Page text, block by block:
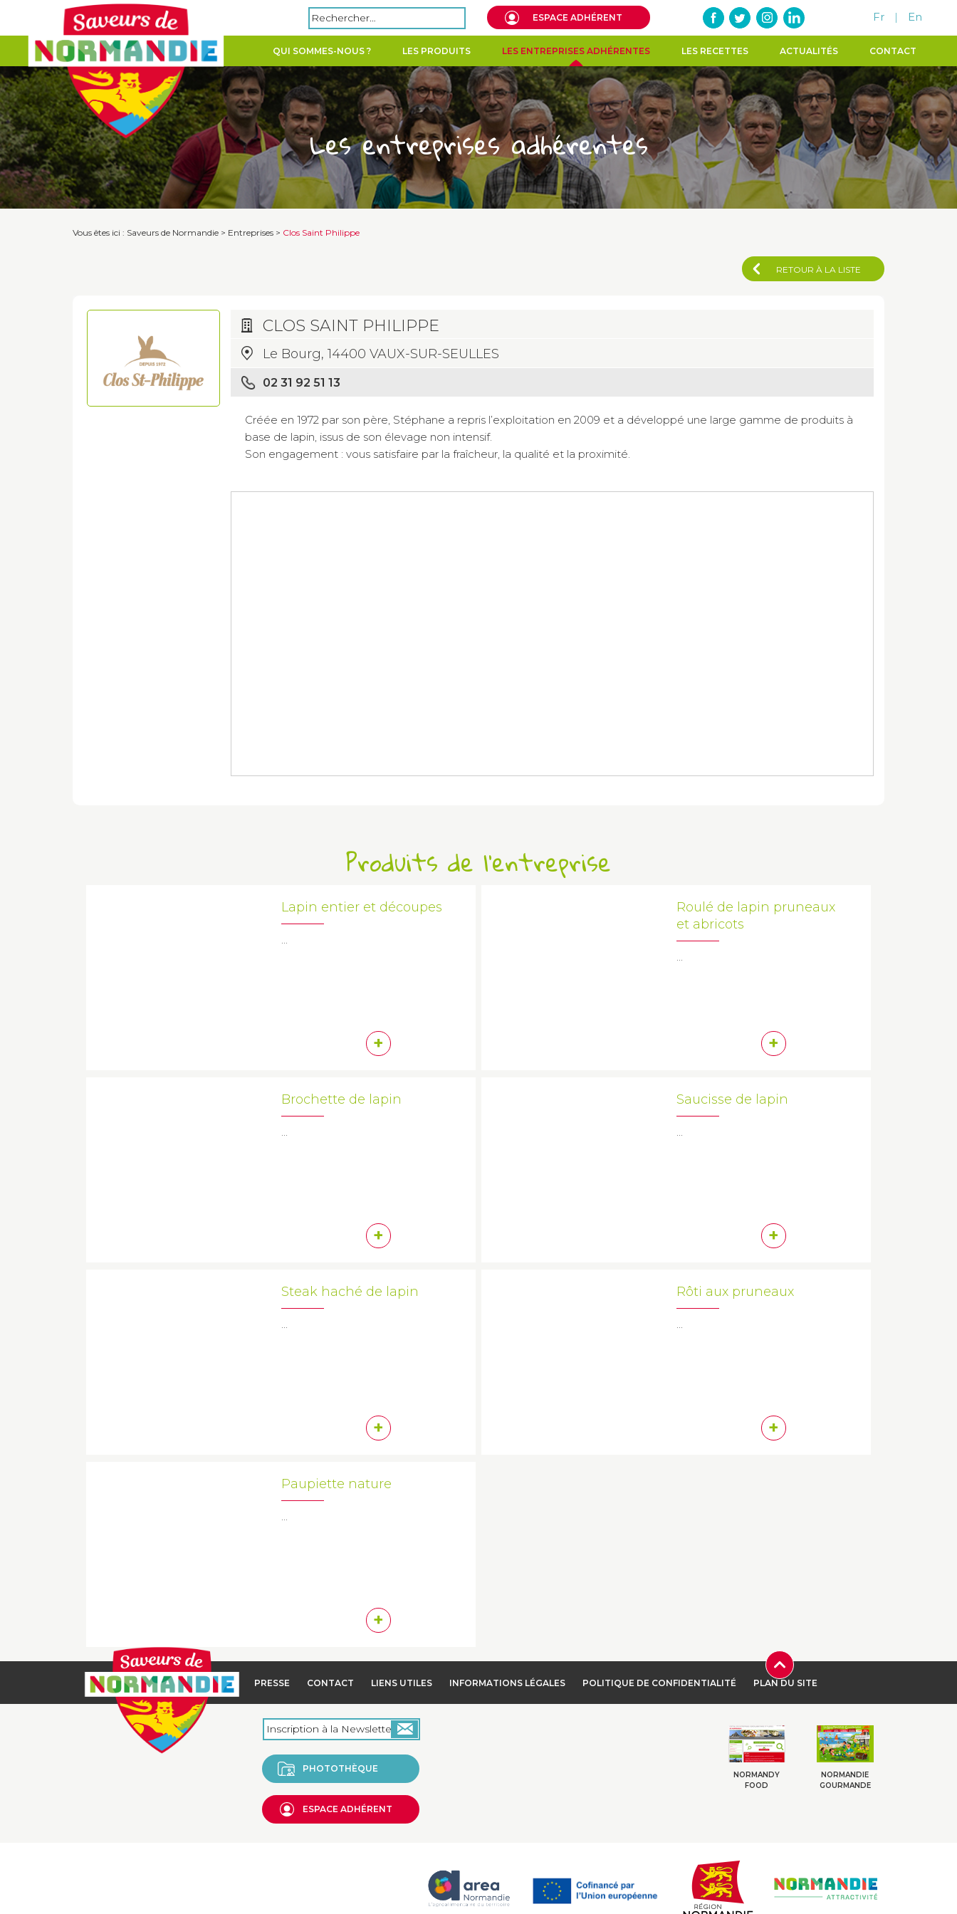
Rechercher : ESPACE ADHÉRENT Fr | En
QUI SOMMES-NOUS ? LES PRODUITS LES ENTREPRISES ADHÉRENTES LES RECETTES ACTUALITÉS CONTACT
Les entreprises adhérentes
Vous êtes ici : Saveurs de Normandie > Entreprises > Clos Saint Philippe
RETOUR À LA LISTE
CLOS SAINT PHILIPPE
Le Bourg, 14400 VAUX-SUR-SEULLES
02 31 92 51 13
Créée en 1972 par son père, Stéphane a repris l’exploitation en 2009 et a développé une large gamme de produits à
base de lapin, issus de son élevage non intensif.
Son engagement : vous satisfaire par la fraîcheur, la qualité et la proximité.
Produits de l'entreprise
Lapin entier et découpes
+
Roulé de lapin pruneaux
et abricots
+
Brochette de lapin
+
Saucisse de lapin
+
Steak haché de lapin
+
Rôti aux pruneaux
+
Paupiette nature
+
PRESSE CONTACT LIENS UTILES INFORMATIONS LÉGALES POLITIQUE DE CONFIDENTIALITÉ PLAN DU SITE
PHOTOTHÈQUE
ESPACE ADHÉRENT
NORMANDY
FOOD
NORMANDIE
GOURMANDE
Panneau de gestion des cookies